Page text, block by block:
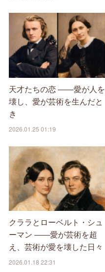
天才たちの恋 ――愛が人を
壊し、愛が芸術を生んだと
き
2026.01.25 01:19
クララとローベルト・シュ
ーマン ――愛が芸術を超
え、芸術が愛を壊した日々
2026.01.18 22:31